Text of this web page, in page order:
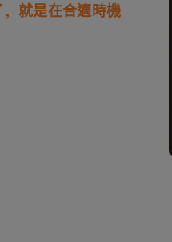
就是在合適時機